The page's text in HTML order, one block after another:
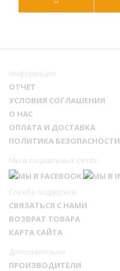
Информация
ОТЧЕТ
УСЛОВИЯ СОГЛАШЕНИЯ
О НАС
ОПЛАТА И ДОСТАВКА
ПОЛИТИКА БЕЗОПАСНОСТИ
Мы в социальных сетях:
Служба поддержки
СВЯЗАТЬСЯ С НАМИ
ВОЗВРАТ ТОВАРА
КАРТА САЙТА
Дополнительно
ПРОИЗВОДИТЕЛИ